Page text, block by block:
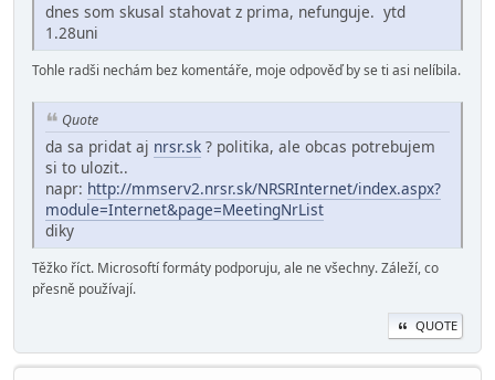
dnes som skusal stahovat z prima, nefunguje. ytd
1.28uni
Tohle radši nechám bez komentáře, moje odpověď by se ti asi nelíbila.
Quote
da sa pridat aj nrsr.sk ? politika, ale obcas potrebujem
si to ulozit..
napr: http://mmserv2.nrsr.sk/NRSRInternet/index.aspx?
module=Internet&page=MeetingNrList
diky
Těžko říct. Microsoftí formáty podporuju, ale ne všechny. Záleží, co
přesně používají.
QUOTE